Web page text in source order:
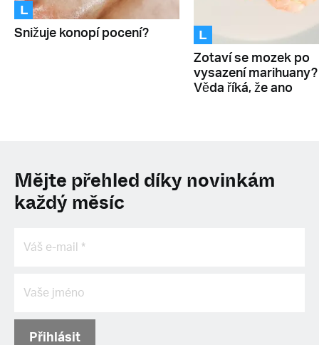
L
Snižuje konopí pocení? L
Zotaví se mozek po
vysazení marihuany?
Věda říká, že ano
Mějte přehled díky novinkám
každý měsíc
Přihlásit